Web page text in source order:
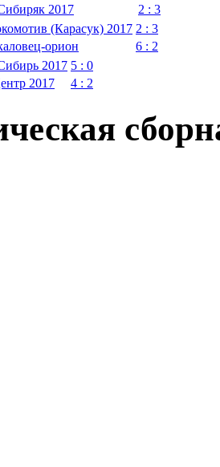
2017
2 : 3
(Карасук) 2017 2 : 3
орион
6 : 2
2017 5 : 0
2017 4 : 2